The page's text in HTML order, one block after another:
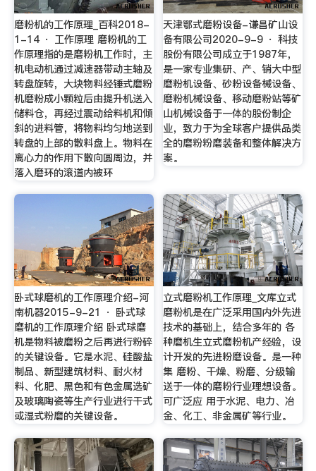
磨粉机的工作原理_百科2018-
1-14 · 工作原理 磨粉机的工
作原理指的是磨粉机工作时，主
机电动机通过减速器带动主轴及
转盘旋转，大块物料经锤式磨粉
机磨粉成小颗粒后由提升机送入
储料仓，再经过震动给料机和倾
斜的进料管，将物料均匀地送到
转盘的上部的散料盘上。物料在
离心力的作用下散向圆周边，并
落入磨环的滚道内被环
天津鄂式磨粉设备-谦昌矿山设
备有限公司2020-9-9 · 科技
股份有限公司成立于1987年，
是一家专业集研、产、销大中型
磨粉机设备、砂粉设备械设备、
磨粉机械设备、移动磨粉站等矿
山机械设备于一体的股份制企
业，致力于为全球客户提供品类
全的磨粉粉磨装备和整体解决方
案。
卧式球磨机的工作原理介绍-河
南机器2015-9-21 · 卧式球
磨机的工作原理介绍 卧式球磨
机是物料被磨粉之后再进行粉碎
的关键设备。它是水泥、硅酸盐
制品、新型建筑材料、耐火材
料、化肥、黑色和有色金属选矿
及玻璃陶瓷等生产行业进行干式
或湿式粉磨的关键设备。
立式磨粉机工作原理_文库立式
磨粉机是在广泛采用国内外先进
技术的基础上，结合多年的 各
种磨机生立式磨粉机产经验，设
计开发的先进粉磨设备。是一种
集 磨粉、干燥、粉磨、分级输
送于一体的磨粉行业理想设备。
可广泛应 用于水泥、电力、冶
金、化工、非金属矿等行业。